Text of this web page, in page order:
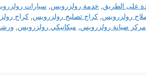
على الطريق, خدمة رولزرويس, سيارات
رولزرويس, كراج تصليج رولزرويس, كراج
مركز صيانة رولزرويس, ميكانيكي رولزرويس,